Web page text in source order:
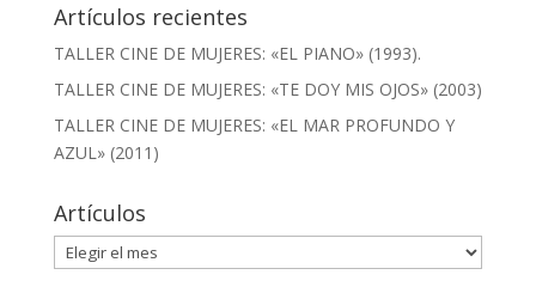
Artículos recientes
TALLER CINE DE MUJERES: «EL PIANO» (1993).
TALLER CINE DE MUJERES: «TE DOY MIS OJOS» (2003)
TALLER CINE DE MUJERES: «EL MAR PROFUNDO Y
AZUL» (2011)
Artículos
Artículos